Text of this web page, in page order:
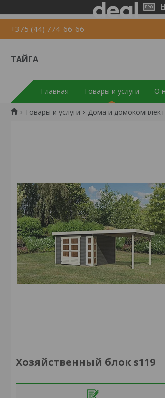
+375 (44) 774-66-66
ТАЙГА
Главная Товары и услуги О
Товары и услуги Дома и
Хозяйственный блок s119